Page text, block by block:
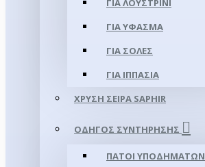
ΓΙΑ ΛΟΥΣΤΡΊΝΙ
ΓΙΑ ΥΦΑΣΜΑ
ΓΙΑ ΣΌΛΕΣ
ΓΙΑ ΙΠΠΑΣΊΑ
ΧΡΥΣΉ ΣΕΙΡΆ SAPHIR
ΟΔΗΓΌΣ ΣΥΝΤΉΡΗΣΗΣ
ΠΆΤΟΙ ΥΠΟΔΗΜΆΤΩΝ